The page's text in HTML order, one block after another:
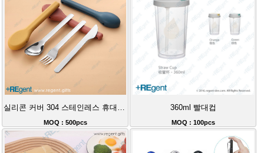
실리콘 커버 304 스테인레스 휴대용 식기
MOQ : 500pcs
360ml 빨대컵
MOQ : 100pcs